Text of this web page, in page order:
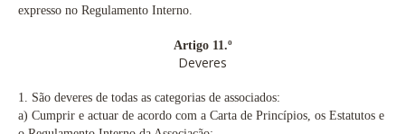
expresso no Regulamento Interno.
Artigo 11.º
Deveres
1. São deveres de todas as categorias de associados:
a) Cumprir e actuar de acordo com a Carta de Princípios, os Estatutos e